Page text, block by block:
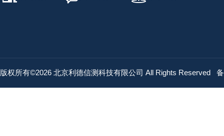
版权所有©2026 北京利德信测科技有限公司 All Rights Reserved